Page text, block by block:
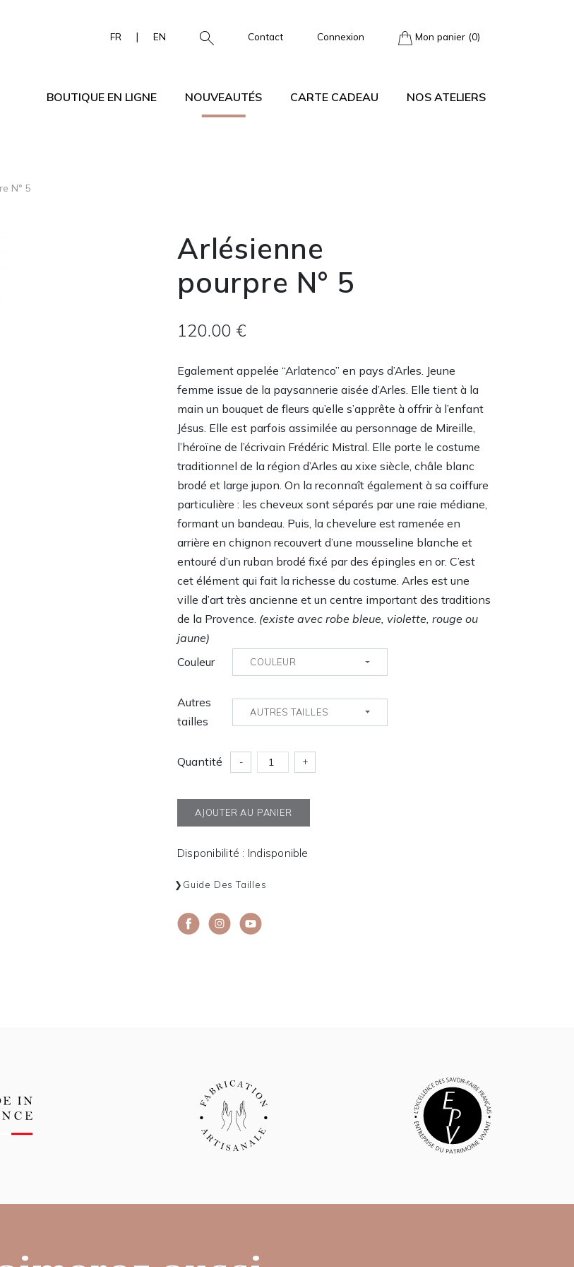
FR | EN Contact Connexion Mon panier (0)
BOUTIQUE EN LIGNE NOUVEAUTÉS CARTE CADEAU NOS ATELIERS
N° 5
Arlésienne
pourpre N° 5
120.00 €
Egalement appelée “Arlatenco” en pays d’Arles. Jeune
femme issue de la paysannerie aisée d’Arles. Elle tient à la
main un bouquet de fleurs qu’elle s’apprête à offrir à l’enfant
Jésus. Elle est parfois assimilée au personnage de Mireille,
l’héroïne de l’écrivain Frédéric Mistral. Elle porte le costume
traditionnel de la région d’Arles au xixe siècle, châle blanc
brodé et large jupon. On la reconnaît également à sa coiffure
particulière : les cheveux sont séparés par une raie médiane,
formant un bandeau. Puis, la chevelure est ramenée en
arrière en chignon recouvert d’une mousseline blanche et
entouré d’un ruban brodé fixé par des épingles en or. C’est
cet élément qui fait la richesse du costume. Arles est une
ville d’art très ancienne et un centre important des traditions
de la Provence. (existe avec robe bleue, violette, rouge ou
jaune)
Couleur
COULEUR
Autres
tailles
AUTRES TAILLES
Quantité - +
AJOUTER AU PANIER
Disponibilité : Indisponible
Guide Des Tailles